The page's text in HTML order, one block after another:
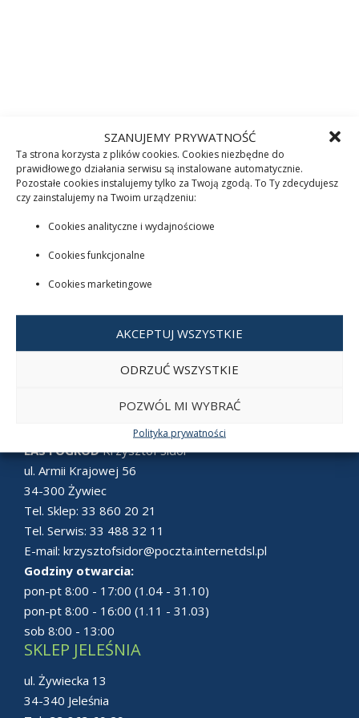
SZANUJEMY PRYWATNOŚĆ
Ta strona korzysta z plików cookies. Cookies niezbędne do
prawidłowego działania serwisu są instalowane automatycznie.
Pozostałe cookies instalujemy tylko za Twoją zgodą. To Ty zdecydujesz
czy zainstalujemy na Twoim urządzeniu:
Cookies analityczne i wydajnościowe
Cookies funkcjonalne
Cookies marketingowe
AKCEPTUJ WSZYSTKIE
ODRZUĆ WSZYSTKIE
POZWÓL MI WYBRAĆ
Polityka prywatności
LAS i OGRÓDKrzysztof Sidor
ul. Armii Krajowej 56
34-300 Żywiec
Tel. Sklep: 33 860 20 21
Tel. Serwis: 33 488 32 11
E-mail: krzysztofsidor@poczta.internetdsl.pl
Godziny otwarcia:
pon-pt 8:00 - 17:00 (1.04 - 31.10)
pon-pt 8:00 - 16:00 (1.11 - 31.03)
sob 8:00 - 13:00
SKLEP JELEŚNIA
ul. Żywiecka 13
34-340 Jeleśnia